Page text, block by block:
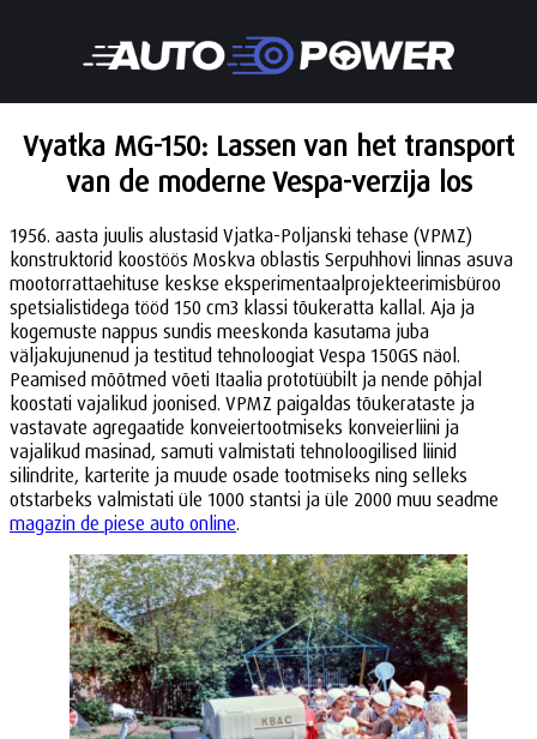
Vyatka MG-150: Lassen van het transport
van de moderne Vespa-verzija los
1956. aasta juulis alustasid Vjatka-Poljanski tehase (VPMZ)
konstruktorid koostöös Moskva oblastis Serpuhhovi linnas asuva
mootorrattaehituse keskse eksperimentaalprojekteerimisbüroo
spetsialistidega tööd 150 cm3 klassi tõukeratta kallal. Aja ja
kogemuste nappus sundis meeskonda kasutama juba
väljakujunenud ja testitud tehnoloogiat Vespa 150GS näol.
Peamised mõõtmed võeti Itaalia prototüübilt ja nende põhjal
koostati vajalikud joonised. VPMZ paigaldas tõukerataste ja
vastavate agregaatide konveiertootmiseks konveierliini ja
vajalikud masinad, samuti valmistati tehnoloogilised liinid
silindrite, karterite ja muude osade tootmiseks ning selleks
otstarbeks valmistati üle 1000 stantsi ja üle 2000 muu seadme
magazin de piese auto online.